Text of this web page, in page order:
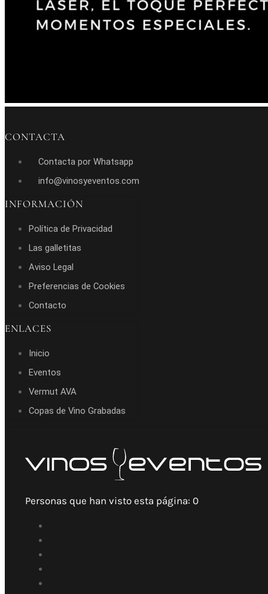
CONTACTA
Contacta por Whatsapp
info@vinosyeventos.com
INFORMACIÓN
Política de Privacidad
Las galletitas
Aviso Legal
Preferencias de Cookies
Contacto
ENLACES
Inicio
Eventos
Vermut AVA
Copas de Vino Grabadas
Personas que han visto esta página: 0